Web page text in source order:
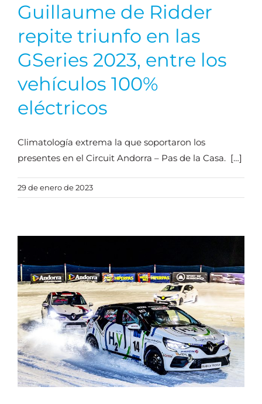
Guillaume de Ridder
repite triunfo en las
GSeries 2023, entre los
vehículos 100%
eléctricos
Climatología extrema la que soportaron los
presentes en el Circuit Andorra – Pas de la Casa. […]
29 de enero de 2023